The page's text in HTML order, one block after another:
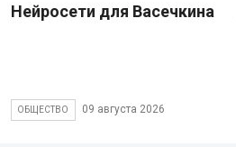
Нейросети для Васечкина
ОБЩЕСТВО 09 августа 2026